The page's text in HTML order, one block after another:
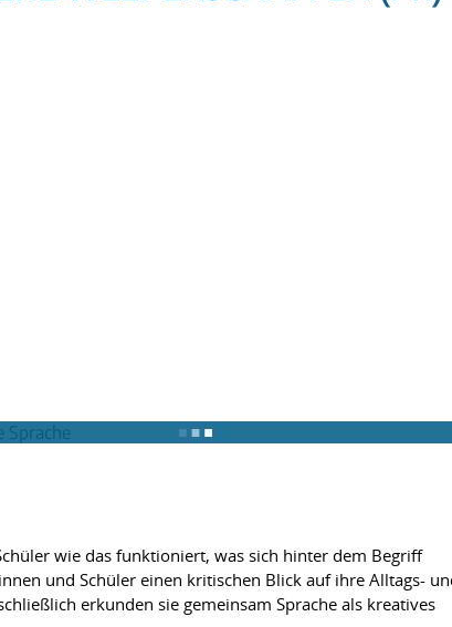
wie das funktioniert, was sich hinter dem Begriff
und Schüler einen kritischen Blick auf ihre Alltags-
erkunden sie gemeinsam Sprache als kreatives